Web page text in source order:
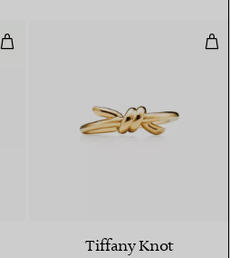
Pendentif en or jaune 18 carats
Tiffany Knot